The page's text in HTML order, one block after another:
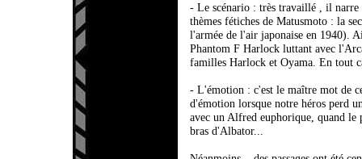
- Le scénario : très travaillé , il
thèmes fétiches de Matusmoto : la
l'armée de l'air japonaise en 1940).
Phantom F Harlock luttant avec
familles Harlock et Oyama. En tout
- L'émotion : c'est le maître mot de
d'émotion lorsque notre héros perd
avec un Alfred euphorique, quand le
bras d'Albator...